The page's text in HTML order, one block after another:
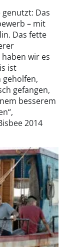
Das
– mit
Das fette
wir es
ist
geholfen,
gefangen,
besserem
2014